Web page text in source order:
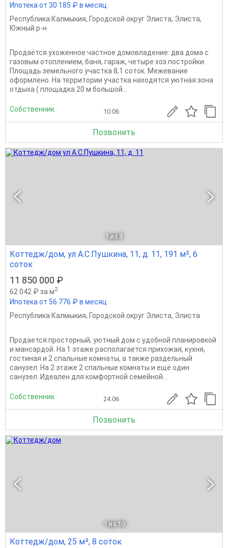
Ипотека от 30 185 ₽ в месяц
Республика Калмыкия, Городской округ Элиста, Элиста,
Южный р-н
Продаётся ухоженное частное домовладение: два дома с
газовым отоплением, баня, гараж, четыре хоз.постройки.
Площадь земельного участка 8,1 соток. Межевание
оформлено. На территории участка находятся уютная зона
отдыха ( площадка 20 м большой...
Собственник 10.06
Позвонить
1 из 3
Коттедж/дом, ул А.С.Пушкина, 11, д. 11, 191 м², 6
соток
11 850 000 ₽
62 042 ₽ за м2
Ипотека от 56 776 ₽ в месяц
Республика Калмыкия, Городской округ Элиста, Элиста
Продается просторный, уютный дом с удобной планировкой
и мансардой. На 1 этаже располагается прихожая, кухня,
гостиная и 2 спальные комнаты, а также раздельный
санузел. На 2 этаже 2 спальные комнаты и ещё один
санузел. Идеален для комфортной семейной...
Собственник 24.06
Позвонить
1 из 10
Коттедж/дом, 25 м², 8 соток